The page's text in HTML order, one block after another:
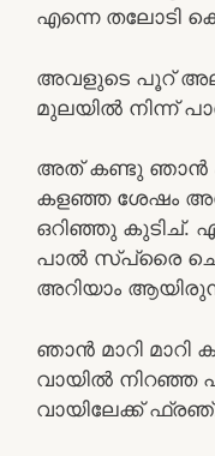
എന്നെ തലോടി
അവളുടെ പൂറ്
മുലയിൽ നിന്ന്
അത് കണ്ടു ഞാൻ
കളഞ്ഞ ശേഷം
ഒറിഞ്ഞു കുടിച്.
പാൽ സ്പ്രൈ
അറിയാം
ഞാൻ മാറി
വായിൽ
വായിലേക്ക്